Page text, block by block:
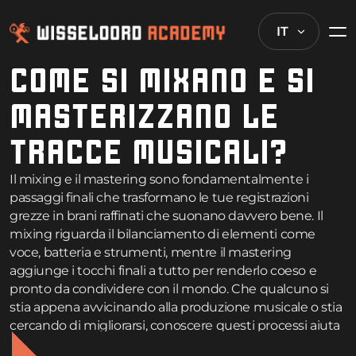
IT
COME SI MIXANO E SI
MASTERIZZANO LE
TRACCE MUSICALI?
Il mixing e il mastering sono fondamentalmente i
passaggi finali che trasformano le tue registrazioni
grezze in brani raffinati che suonano davvero bene. Il
mixing riguarda il bilanciamento di elementi come
voce, batteria e strumenti, mentre il mastering
aggiunge i tocchi finali a tutto per renderlo coeso e
pronto da condividere con il mondo. Che qualcuno si
stia appena avvicinando alla produzione musicale o stia
cercando di migliorarsi, conoscere questi processi aiuta
a creare musica che suona decentemente su qualsiasi